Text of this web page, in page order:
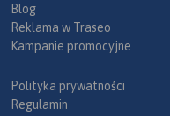
Blog
Reklama w Traseo
Kampanie promocyjne
Polityka prywatności
Regulamin